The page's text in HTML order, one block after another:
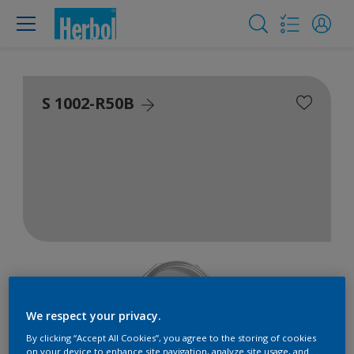
S 1002-R50B
We respect your privacy.
By clicking “Accept All Cookies”, you agree to the storing of cookies
on your device to enhance site navigation, analyze site usage, and